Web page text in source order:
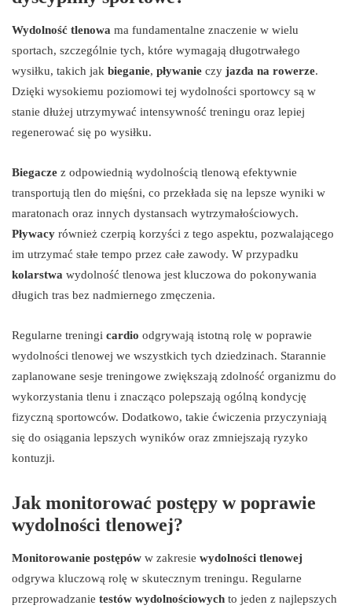
Wydolność tlenowa ma fundamentalne znaczenie w wielu
sportach, szczególnie tych, które wymagają długotrwałego
wysiłku, takich jak bieganie, pływanie czy jazda na rowerze.
Dzięki wysokiemu poziomowi tej wydolności sportowcy są w
stanie dłużej utrzymywać intensywność treningu oraz lepiej
regenerować się po wysiłku.
Biegacze z odpowiednią wydolnością tlenową efektywnie
transportują tlen do mięśni, co przekłada się na lepsze wyniki w
maratonach oraz innych dystansach wytrzymałościowych.
Pływacy również czerpią korzyści z tego aspektu, pozwalającego
im utrzymać stałe tempo przez całe zawody. W przypadku
kolarstwa wydolność tlenowa jest kluczowa do pokonywania
długich tras bez nadmiernego zmęczenia.
Regularne treningi cardio odgrywają istotną rolę w poprawie
wydolności tlenowej we wszystkich tych dziedzinach. Starannie
zaplanowane sesje treningowe zwiększają zdolność organizmu do
wykorzystania tlenu i znacząco polepszają ogólną kondycję
fizyczną sportowców. Dodatkowo, takie ćwiczenia przyczyniają
się do osiągania lepszych wyników oraz zmniejszają ryzyko
kontuzji.
Jak monitorować postępy w poprawie
wydolności tlenowej?
Monitorowanie postępów w zakresie wydolności tlenowej
odgrywa kluczową rolę w skutecznym treningu. Regularne
przeprowadzanie testów wydolnościowych to jeden z najlepszych